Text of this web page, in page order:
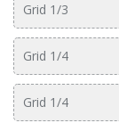
Grid 1/3
Grid 1/4
Grid 1/4